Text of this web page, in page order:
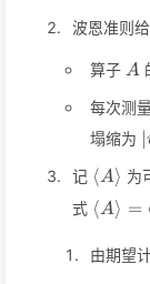
波恩准则
算子 A
A
每次测
塌缩为
记 ⟨A⟩ 为
式 ⟨A⟩ =
由期望